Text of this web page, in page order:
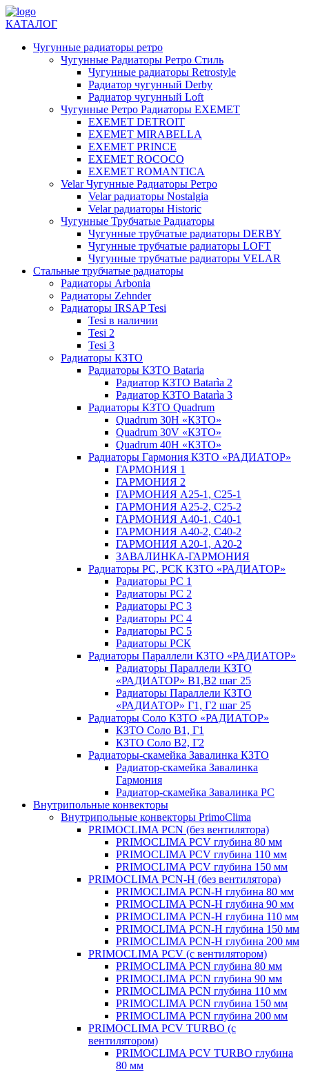
КАТАЛОГ
Чугунные радиаторы ретро
Чугунные Радиаторы Ретро Стиль
Чугунные радиаторы Retrostyle
Радиатор чугунный Derby
Радиатор чугунный Loft
Чугунные Ретро Радиаторы EXEMET
EXEMET DETROIT
EXEMET MIRABELLA
EXEMET PRINCE
EXEMET ROCOCO
EXEMET ROMANTICA
Velar Чугунные Радиаторы Ретро
Velar радиаторы Nostalgia
Velar радиаторы Historic
Чугунные Трубчатые Радиаторы
Чугунные трубчатые радиаторы DERBY
Чугунные трубчатые радиаторы LOFT
Чугунные трубчатые радиаторы VELAR
Стальные трубчатые радиаторы
Радиаторы Arbonia
Радиаторы Zehnder
Радиаторы IRSAP Tesi
Tesi в наличии
Tesi 2
Tesi 3
Радиаторы КЗТО
Радиаторы КЗТО Bataria
Радиатор КЗТО Batarìa 2
Радиатор КЗТО Batarìa 3
Радиаторы КЗТО Quadrum
Quadrum 30H «КЗТО»
Quadrum 30V «КЗТО»
Quadrum 40H «КЗТО»
Радиаторы Гармония КЗТО «РАДИАТОР»
ГАРМОНИЯ 1
ГАРМОНИЯ 2
ГАРМОНИЯ А25-1, С25-1
ГАРМОНИЯ А25-2, С25-2
ГАРМОНИЯ А40-1, С40-1
ГАРМОНИЯ А40-2, С40-2
ГАРМОНИЯ А20-1, А20-2
ЗАВАЛИНКА-ГАРМОНИЯ
Радиаторы РС, РСК КЗТО «РАДИАТОР»
Радиаторы РС 1
Радиаторы РС 2
Радиаторы РС 3
Радиаторы РС 4
Радиаторы РС 5
Радиаторы РСК
Радиаторы Параллели КЗТО «РАДИАТОР»
Радиаторы Параллели КЗТО
«РАДИАТОР» В1,В2 шаг 25
Радиаторы Параллели КЗТО
«РАДИАТОР» Г1, Г2 шаг 25
Радиаторы Соло КЗТО «РАДИАТОР»
КЗТО Соло В1, Г1
КЗТО Соло В2, Г2
Радиаторы-скамейка Завалинка КЗТО
Радиатор-скамейка Завалинка
Гармония
Радиатор-скамейка Завалинка РС
Внутрипольные конвекторы
Внутрипольные конвекторы PrimoClima
PRIMOCLIMA PCN (без вентилятора)
PRIMOCLIMA PCV глубина 80 мм
PRIMOCLIMA PCV глубина 110 мм
PRIMOCLIMA PCV глубина 150 мм
PRIMOCLIMA PCN-H (без вентилятора)
PRIMOCLIMA PCN-H глубина 80 мм
PRIMOCLIMA PCN-H глубина 90 мм
PRIMOCLIMA PCN-H глубина 110 мм
PRIMOCLIMA PCN-H глубина 150 мм
PRIMOCLIMA PCN-H глубина 200 мм
PRIMOCLIMA PCV (c вентилятором)
PRIMOCLIMA PCN глубина 80 мм
PRIMOCLIMA PCN глубина 90 мм
PRIMOCLIMA PCN глубина 110 мм
PRIMOCLIMA PCN глубина 150 мм
PRIMOCLIMA PCN глубина 200 мм
PRIMOCLIMA PCV TURBO (c
вентилятором)
PRIMOCLIMA PCV TURBO глубина
80 мм